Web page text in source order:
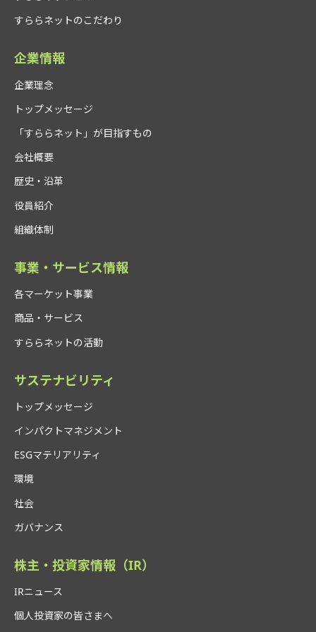
すららネットのこだわり
企業情報
企業理念
トップメッセージ
「すららネット」が目指すもの
会社概要
歴史・沿革
役員紹介
組織体制
事業・サービス情報
各マーケット事業
商品・サービス
すららネットの活動
サステナビリティ
トップメッセージ
インパクトマネジメント
ESGマテリアリティ
環境
社会
ガバナンス
株主・投資家情報（IR）
IRニュース
個人投資家の皆さまへ